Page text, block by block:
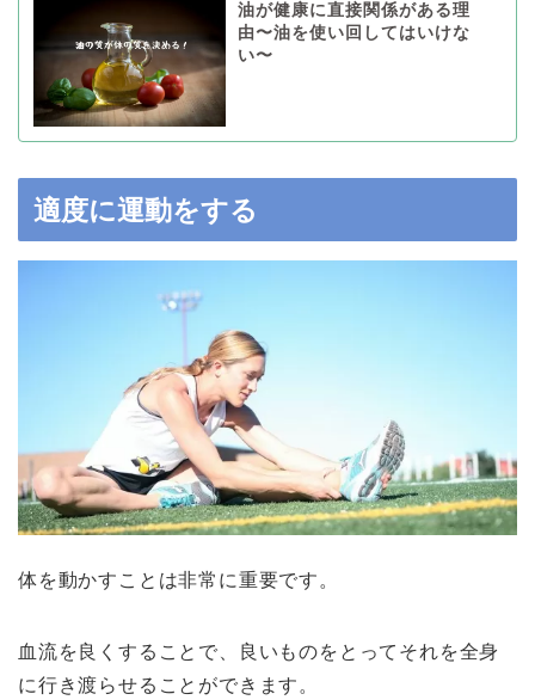
油が健康に直接関係がある理
由〜油を使い回してはいけな
い〜
適度に運動をする
体を動かすことは非常に重要です。
血流を良くすることで、良いものをとってそれを全身
に行き渡らせることができます。